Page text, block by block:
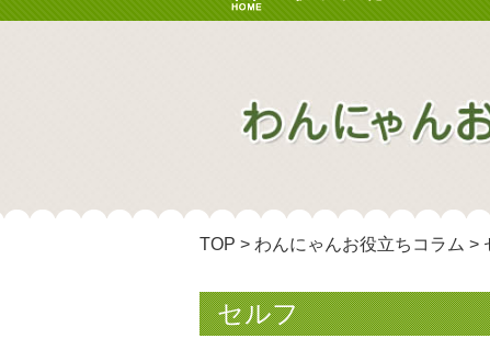
TOP > わんにゃんお役立ちコラム >
セルフ